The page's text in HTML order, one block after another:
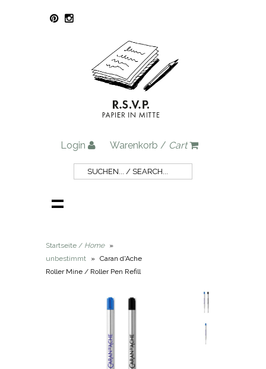
Login Warenkorb / Cart
Startseite / Home
»
unbestimmt
» Caran d'Ache
Roller Mine / Roller Pen Refill